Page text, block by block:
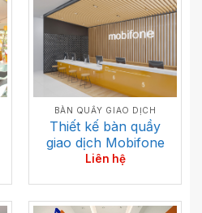
BÀN QUẦY GIAO DỊCH
Thiết kế bàn quầy
giao dịch Mobifone
Liên hệ